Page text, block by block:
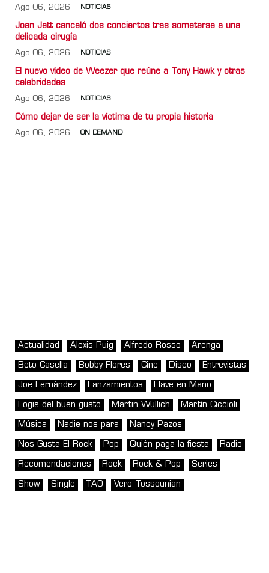
Ago 06, 2026 NOTICIAS
Joan Jett canceló dos conciertos tras someterse a una
delicada cirugía
Ago 06, 2026 NOTICIAS
El nuevo video de Weezer que reúne a Tony Hawk y otras
celebridades
Ago 06, 2026 NOTICIAS
Cómo dejar de ser la víctima de tu propia historia
Ago 06, 2026 ON DEMAND
Actualidad Alexis Puig Alfredo Rosso Arenga
Beto Casella Bobby Flores Cine Disco Entrevistas
Joe Fernández Lanzamientos Llave en Mano
Logia del buen gusto Martin Wullich Martín Ciccioli
Música Nadie nos para Nancy Pazos
Nos Gusta El Rock Pop Quién paga la fiesta Radio
Recomendaciones Rock Rock & Pop Series
Show Single TAO Vero Tossounian